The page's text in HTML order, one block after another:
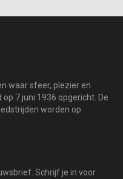
waar sfeer, plezier en
7 juni 1936 opgericht. De
worden op
Schrijf je in voor